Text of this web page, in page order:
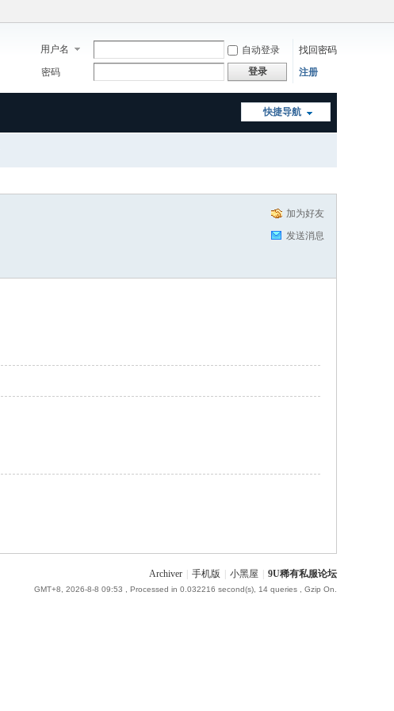
用户名 自动登录
找回密码
密码
登录 注册
快捷导航
加为好友
发送消息
Archiver 手机版 小黑屋 9U稀有私服论坛
GMT+8, 2026-8-8 09:53 , Processed in 0.032216 second(s), 14 queries , Gzip On.